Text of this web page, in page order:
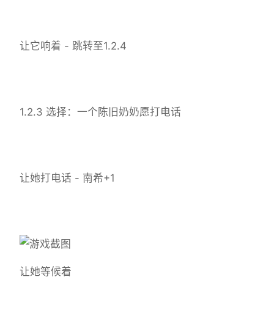
让它响着 - 跳转至1.2.4
1.2.3 选择：一个陈旧奶奶愿打电话
让她打电话 - 南希+1
让她等候着